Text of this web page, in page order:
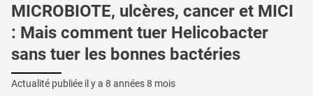
MICROBIOTE, ulcères, cancer et MICI
: Mais comment tuer Helicobacter
sans tuer les bonnes bactéries
Actualité publiée il y a 8 années 8 mois